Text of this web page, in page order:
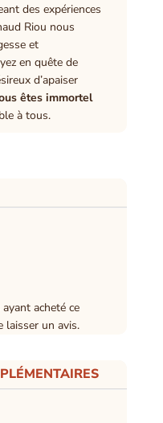
des expériences
Riou nous
et
en quête de
d’apaiser
êtes immortel
à tous.
acheté ce
laisser un avis.